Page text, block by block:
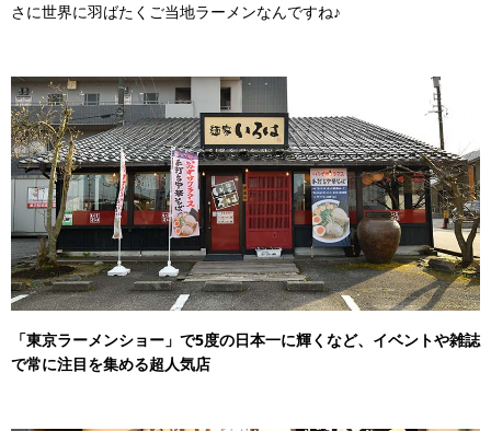
さに世界に羽ばたくご当地ラーメンなんですね♪
「東京ラーメンショー」で5度の日本一に輝くなど、イベントや雑誌
で常に注目を集める超人気店